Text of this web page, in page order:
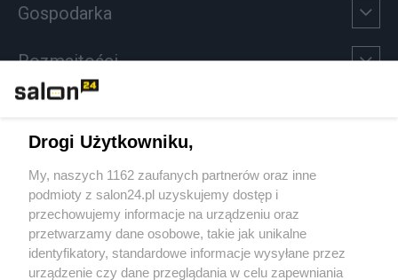
Gospodarka
Rozmaitości
Sport
Społeczeństwo
Kultura
Drogi Użytkowniku,
My, naszych 1162 zaufanych partnerów oraz inne
podmioty z salon24.pl uzyskujemy dostęp i
przechowujemy informacje na urządzeniu oraz
przetwarzamy dane osobowe, takie jak unikalne
identyfikatory, standardowe informacje wysyłane przez
urządzenie czy dane przeglądania w celu zapewniania